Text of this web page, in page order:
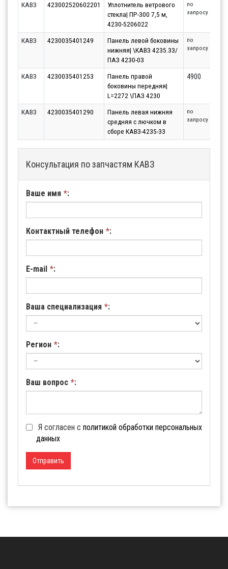
КАВЗ 423002520602201
Уплотнитель ветрового
стекла| ПР-300 7,5 м,
4230-5206022
по
запросу
КАВЗ 4230035401249
Панель левой боковины
нижняя| \КАВЗ 4235.33/
ПАЗ 4230-03
по
запросу
КАВЗ 4230035401253
Панель правой
боковины передняя|
L=2272 \ПАЗ 4230
4900
КАВЗ 4230035401290
Панель левая нижняя
средняя с лючком в
сборе КАВЗ-4235-33
по
запросу
Консультация по запчастям КАВЗ
Ваше имя *:
Контактный телефон *:
E-mail *:
Ваша специализация *:
Регион *:
Ваш вопрос *:
Я согласен с политикой обработки персональных
данных
Отправить